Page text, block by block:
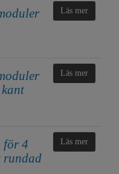
Läs mer
Läs mer
för 4
rundad
Läs mer